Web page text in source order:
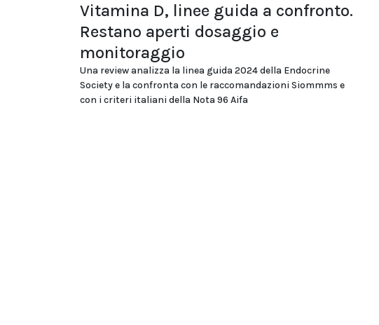
Vitamina D, linee guida a confronto.
Restano aperti dosaggio e
monitoraggio
Una review analizza la linea guida 2024 della Endocrine
Society e la confronta con le raccomandazioni Siommms e
con i criteri italiani della Nota 96 Aifa